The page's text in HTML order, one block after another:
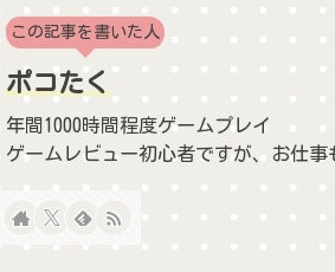
この記事を書いた人
ポコたく
年間1000時間程度ゲームプレイ
ゲームレビュー初心者ですが、お仕事